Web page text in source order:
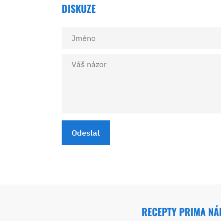
DISKUZE
Odeslat
RECEPTY PRIMA